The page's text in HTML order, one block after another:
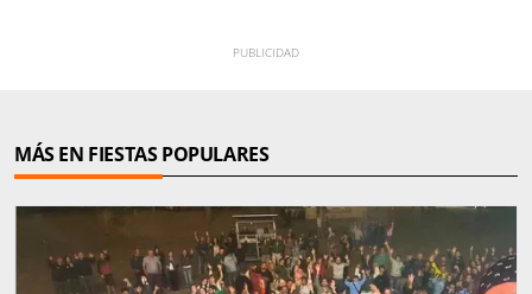
MÁS EN FIESTAS POPULARES